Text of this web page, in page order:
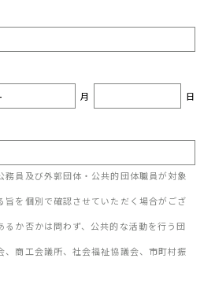
月 日
務員及び外郭団体・公共的団体職員が対象
を個別で確認させていただく場合がござ
か否かは問わず、公共的な活動を行う団
、商工会議所、社会福祉協議会、市町村振